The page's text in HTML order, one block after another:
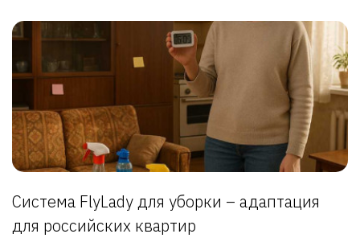
Система FlyLady для уборки – адаптация
для российских квартир